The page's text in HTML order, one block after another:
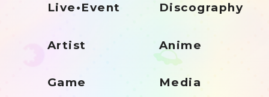
Live•Event Discography
Artist Anime
Game Media